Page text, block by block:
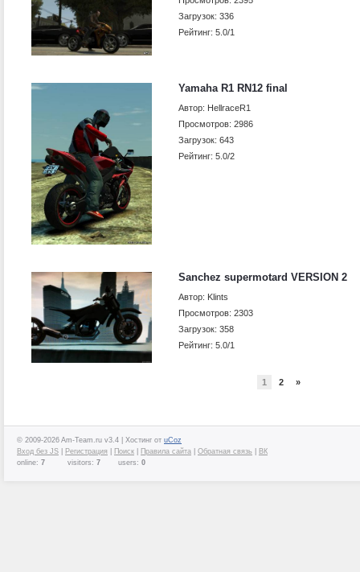
Загрузок: 336
Рейтинг: 5.0/1
Yamaha R1 RN12 final
Автор: HellraceR1
Просмотров: 2986
Загрузок: 643
Рейтинг: 5.0/2
Sanchez supermotard VERSION 2
Автор: Klints
Просмотров: 2303
Загрузок: 358
Рейтинг: 5.0/1
1 2 »
© 2009-2026 Am-Team.ru v3.4 | Хостинг от uCoz
Вход без JS
Регистрация Поиск Правила сайта Обратная связь
ВК
online: 7 visitors: 7 users: 0